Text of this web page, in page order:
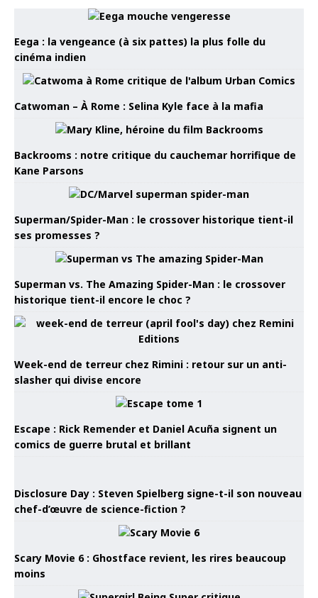
Eega : la vengeance (à six pattes) la plus folle du
cinéma indien
Catwoman – À Rome : Selina Kyle face à la mafia
Backrooms : notre critique du cauchemar horrifique de
Kane Parsons
Superman/Spider-Man : le crossover historique tient-il
ses promesses ?
Superman vs. The Amazing Spider-Man : le crossover
historique tient-il encore le choc ?
Week-end de terreur chez Rimini : retour sur un anti-
slasher qui divise encore
Escape : Rick Remender et Daniel Acuña signent un
comics de guerre brutal et brillant
Disclosure Day : Steven Spielberg signe-t-il son nouveau
chef-d’œuvre de science-fiction ?
Scary Movie 6 : Ghostface revient, les rires beaucoup
moins